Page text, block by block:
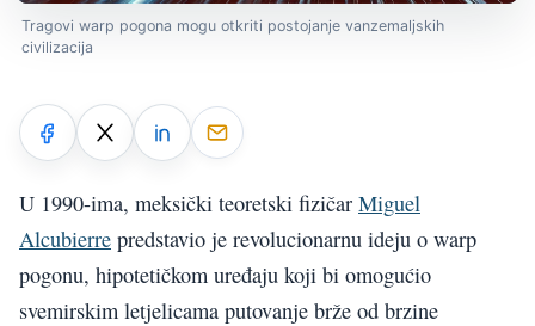
Tragovi warp pogona mogu otkriti postojanje vanzemaljskih
civilizacija
U 1990-ima, meksički teoretski fizičar Miguel
Alcubierre predstavio je revolucionarnu ideju o warp
pogonu, hipotetičkom uređaju koji bi omogućio
svemirskim letjelicama putovanje brže od brzine